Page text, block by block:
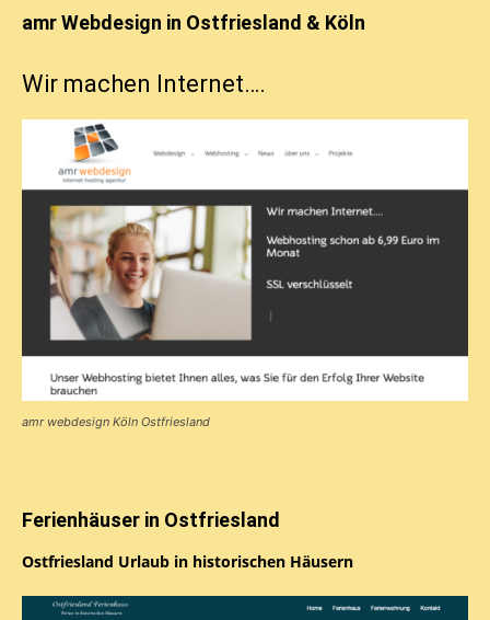
amr Webdesign in Ostfriesland & Köln
Wir machen Internet….
amr webdesign Köln Ostfriesland
Ferienhäuser in Ostfriesland
Ostfriesland Urlaub in historischen Häusern